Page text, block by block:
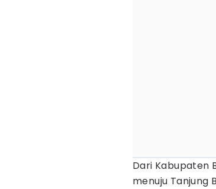
Dari Kabupaten
menuju Tanjung